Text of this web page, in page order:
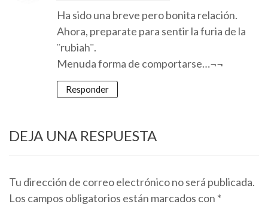
Ha sido una breve pero bonita relación.
Ahora, preparate para sentir la furia de la
¨rubiah¨.
Menuda forma de comportarse…¬¬
Responder
DEJA UNA RESPUESTA
Tu dirección de correo electrónico no será publicada.
Los campos obligatorios están marcados con *